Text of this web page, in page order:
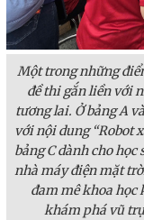
Một trong những
đề thi gắn liền với
tương lai. Ở bảng A
với nội dung “Robot
bảng C dành cho
nhà máy điện mặt
đam mê khoa học
khám phá vũ